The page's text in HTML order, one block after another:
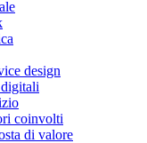
design
coinvolti
di valore